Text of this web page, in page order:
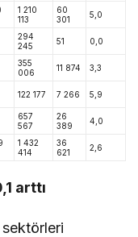
1 210
113
60
301
5,0
294
245
51 0,0
355
006
11 874 3,3
122 177 7 266 5,9
657
567
26
389
4,0
1 432
414
36
621
2,6
arttı